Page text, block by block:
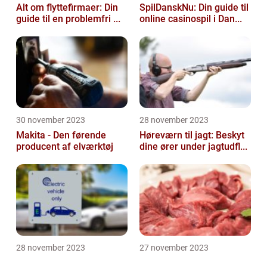
Alt om flyttefirmaer: Din
guide til en problemfri ...
SpilDanskNu: Din guide til
online casinospil i Dan...
30 november 2023
Makita - Den førende
producent af elværktøj
28 november 2023
Høreværn til jagt: Beskyt
dine ører under jagtudfl...
28 november 2023 27 november 2023